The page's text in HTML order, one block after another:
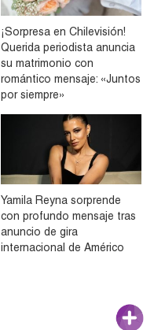
¡Sorpresa en Chilevisión!
Querida periodista anuncia
su matrimonio con
romántico mensaje: «Juntos
por siempre»
Yamila Reyna sorprende
con profundo mensaje tras
anuncio de gira
internacional de Américo